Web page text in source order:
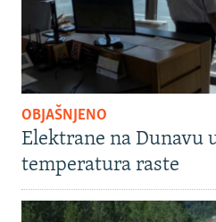
OBJAŠNJENO
Elektrane na Dunavu
temperatura raste